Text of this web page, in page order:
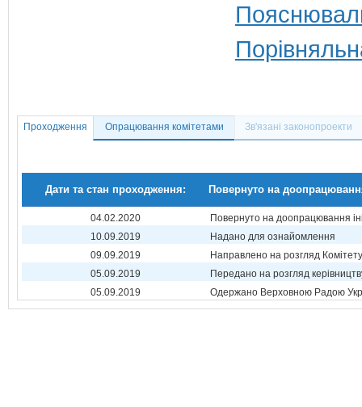
Проходження Опрацювання комітетами Зв'язані законопроекти
Дати та стан проходження: Повернуто на
04.02.2020
Повернуто на доопрацювання
10.09.2019
Надано для ознайомлення
09.09.2019
Направлено на розгляд Комітету
05.09.2019
Передано на розгляд
05.09.2019
Одержано Верховною Радою